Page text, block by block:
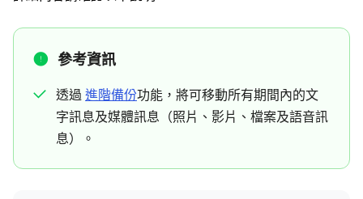
參考資訊
透過進階備份功能，將可移動所有期間內的文
字訊息及媒體訊息（照片、影片、檔案及語音訊
息）。